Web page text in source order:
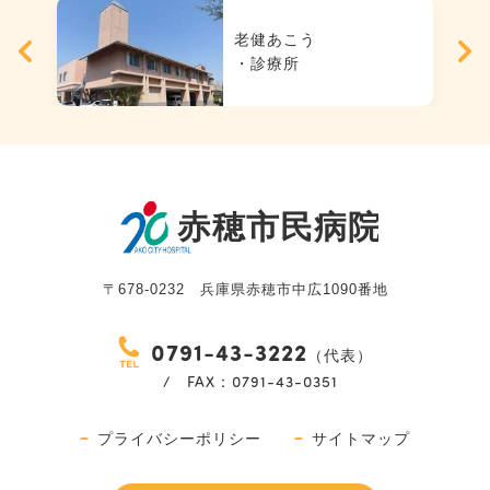
老健あこう
・診療所
〒678-0232 兵庫県赤穂市中広1090番地
0791-43-3222 （代表）
/ FAX：0791-43-0351
プライバシーポリシー サイトマップ